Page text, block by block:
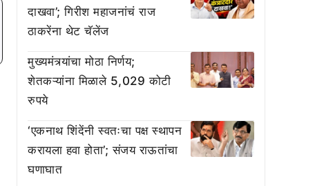
दाखवा’; गिरीश महाजनांचं राज
ठाकरेंना थेट चॅलेंज
मुख्यमंत्र्यांचा मोठा निर्णय;
शेतकऱ्यांना मिळाले 5,029 कोटी
रुपये
‘एकनाथ शिंदेंनी स्वतःचा पक्ष स्थापन
करायला हवा होता’; संजय राऊतांचा
घणाघात